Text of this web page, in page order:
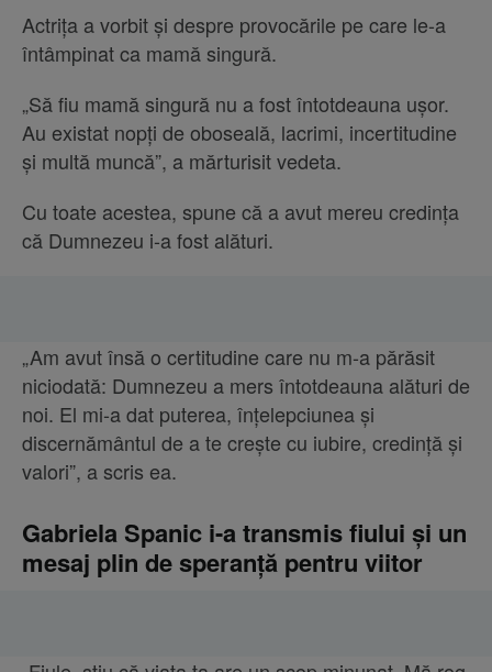
Actrița a vorbit și despre provocările pe care le-a
întâmpinat ca mamă singură.
„Să fiu mamă singură nu a fost întotdeauna ușor.
Au existat nopți de oboseală, lacrimi, incertitudine
și multă muncă”, a mărturisit vedeta.
Cu toate acestea, spune că a avut mereu credința
că Dumnezeu i-a fost alături.
„Am avut însă o certitudine care nu m-a părăsit
niciodată: Dumnezeu a mers întotdeauna alături de
noi. El mi-a dat puterea, înțelepciunea și
discernământul de a te crește cu iubire, credință și
valori”, a scris ea.
Gabriela Spanic i-a transmis fiului și un
mesaj plin de speranță pentru viitor